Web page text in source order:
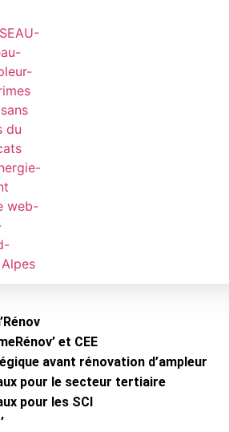
et CEE
avant rénovation d’ampleur
pour le secteur tertiaire
pour les SCI